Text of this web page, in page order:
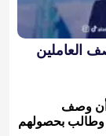
العاملين
أن وصف
وطالب بحصولهم